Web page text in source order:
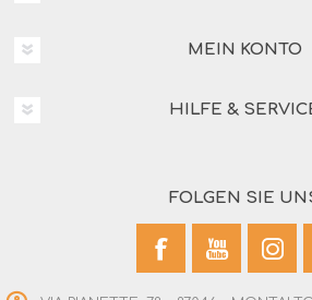
MEIN KONTO
HILFE &
FOLGEN SIE